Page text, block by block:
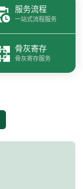
服务流程
一站式流程服务
骨灰寄存
骨灰寄存服务